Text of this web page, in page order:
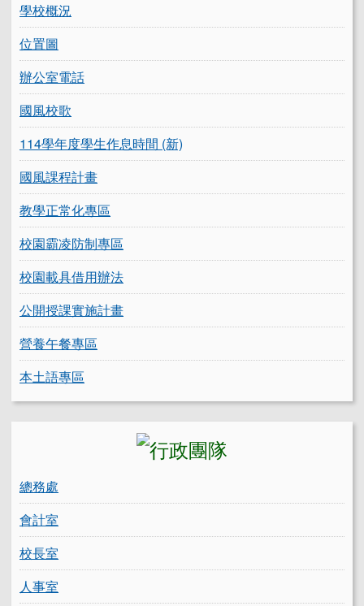
學校概況
位置圖
辦公室電話
國風校歌
114學年度學生作息時間 (新)
國風課程計畫
教學正常化專區
校園霸凌防制專區
校園載具借用辦法
公開授課實施計畫
營養午餐專區
本土語專區
總務處
會計室
校長室
人事室